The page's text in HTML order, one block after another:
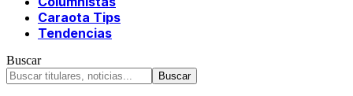
Caraota Tips
Tendencias
Buscar